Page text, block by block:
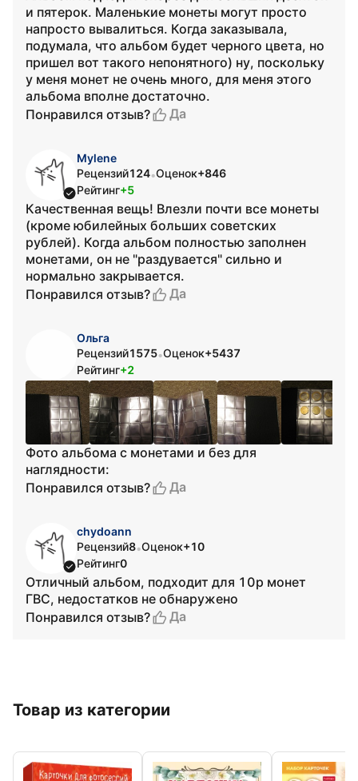
и пятерок. Маленькие монеты могут просто
напросто вывалиться. Когда заказывала,
подумала, что альбом будет черного цвета, но
пришел вот такого непонятного) ну, поскольку
у меня монет не очень много, для меня этого
альбома вполне достаточно.
Понравился отзыв?
Да
Mylene
Рецензий124•Оценок+846
Рейтинг+5
Качественная вещь! Влезли почти все монеты
(кроме юбилейных больших советских
рублей). Когда альбом полностью заполнен
монетами, он не "раздувается" сильно и
нормально закрывается.
Понравился отзыв?
Да
Ольга
Рецензий1575•Оценок+5437
Рейтинг+2
Фото альбома с монетами и без для
наглядности:
Понравился отзыв?
Да
chydoann
Рецензий8•Оценок+10
Рейтинг0
Отличный альбом, подходит для 10р монет
ГВС, недостатков не обнаружено
Понравился отзыв?
Да
Товар из категории